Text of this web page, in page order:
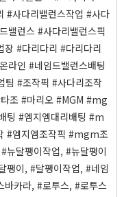
#사다리밸런스작업 #사다
밸런스 #사다리밸런스픽
장 #다리다리 #다리다리
라인 #네임드밸런스배팅
팀 #조작픽 #사다리조작
조 #마리오 #MGM #mg
팅 #엠지엠대리배팅 #m
#엠지엠조작픽 #mgm조
뉴달팽이작업, #뉴달팽이
팽이, #달팽이작업, #네임
바카라, #로투스, #로투스